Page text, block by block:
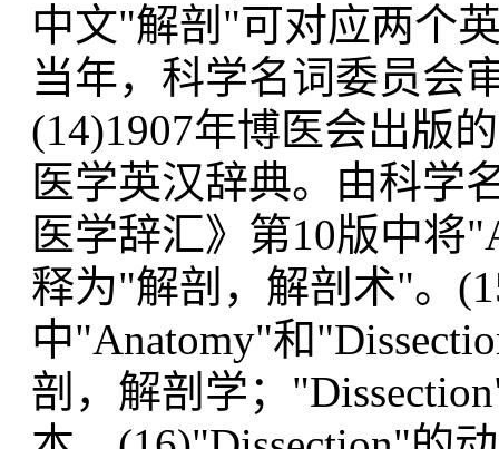
中文"解剖"可对应两个
当年，科学名词委员会
(14)1907年博医会出版
医学英汉辞典。由科学
医学辞汇》第10版中将
释为"解剖，解剖术"。
中"Anatomy"和
剖，解剖学；